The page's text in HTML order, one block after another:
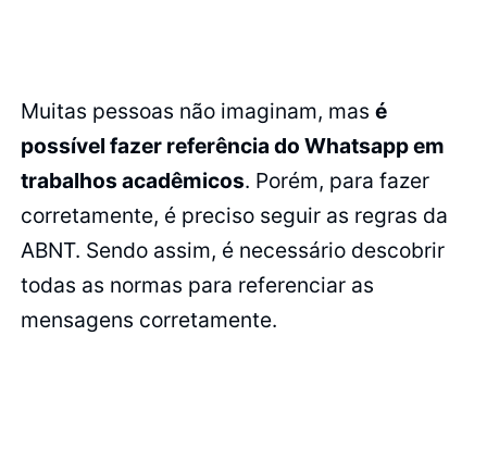
Muitas pessoas não imaginam, masé
possível fazer referência do Whatsapp em
trabalhos acadêmicos. Porém, para fazer
corretamente, é preciso seguir as regras da
ABNT. Sendo assim, é necessário descobrir
todas as normas para referenciar as
mensagens corretamente.